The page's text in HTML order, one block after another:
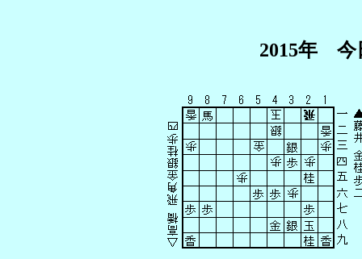
2015年 今